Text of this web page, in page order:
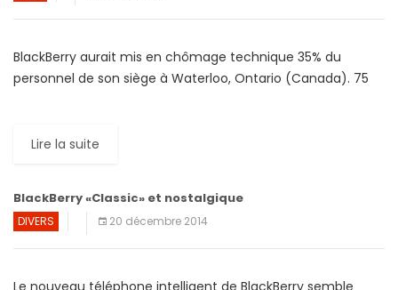
BlackBerry aurait mis en chômage technique 35% du
personnel de son siège à Waterloo, Ontario (Canada). 75
Lire la suite
BlackBerry «Classic» et nostalgique
DIVERS 20 décembre 2014
Le nouveau téléphone intelligent de BlackBerry semble